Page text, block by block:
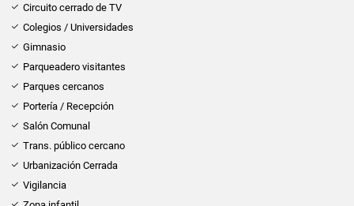
Circuito cerrado de TV
Colegios / Universidades
Gimnasio
Parqueadero visitantes
Parques cercanos
Portería / Recepción
Salón Comunal
Trans. público cercano
Urbanización Cerrada
Vigilancia